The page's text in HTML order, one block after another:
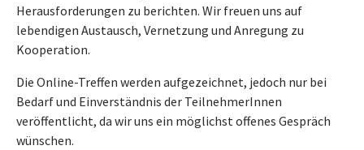
Herausforderungen zu berichten. Wir freuen uns auf
lebendigen Austausch, Vernetzung und Anregung zu
Kooperation.
Die Online-Treffen werden aufgezeichnet, jedoch nur bei
Bedarf und Einverständnis der TeilnehmerInnen
veröffentlicht, da wir uns ein möglichst offenes Gespräch
wünschen.